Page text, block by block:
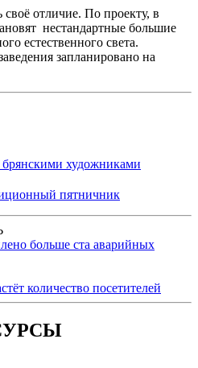
своё отличие. По проекту, в
нестандартные большие
естественного света.
запланировано на
брянскими художниками
пятничник
больше ста аварийных
количество посетителей